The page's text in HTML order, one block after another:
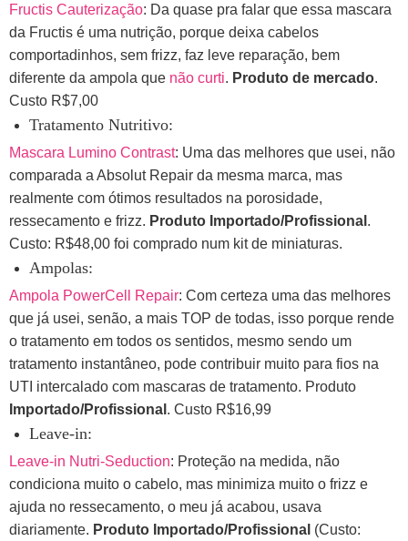
Fructis Cauterização: Da quase pra falar que essa mascara
da Fructis é uma nutrição, porque deixa cabelos
comportadinhos, sem frizz, faz leve reparação, bem
diferente da ampola que não curti. Produto de mercado.
Custo R$7,00
Tratamento Nutritivo:
Mascara Lumino Contrast: Uma das melhores que usei, não
comparada a Absolut Repair da mesma marca, mas
realmente com ótimos resultados na porosidade,
ressecamento e frizz. Produto Importado/Profissional .
Custo: R$48,00 foi comprado num kit de miniaturas.
Ampolas:
Ampola PowerCell Repair: Com certeza uma das melhores
que já usei, senão, a mais TOP de todas, isso porque rende
o tratamento em todos os sentidos, mesmo sendo um
tratamento instantâneo, pode contribuir muito para fios na
UTI intercalado com mascaras de tratamento. Produto
Importado/Profissional . Custo R$16,99
Leave-in:
Leave-in Nutri-Seduction: Proteção na medida, não
condiciona muito o cabelo, mas minimiza muito o frizz e
ajuda no ressecamento, o meu já acabou, usava
diariamente. Produto Importado/Profissional (Custo: